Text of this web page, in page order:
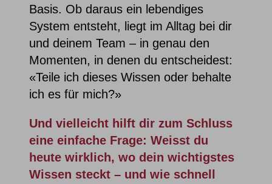
Basis. Ob daraus ein lebendiges
System entsteht, liegt im Alltag bei dir
und deinem Team – in genau den
Momenten, in denen du entscheidest:
«Teile ich dieses Wissen oder behalte
ich es für mich?»
Und vielleicht hilft dir zum Schluss
eine einfache Frage: Weisst du
heute wirklich, wo dein wichtigstes
Wissen steckt – und wie schnell